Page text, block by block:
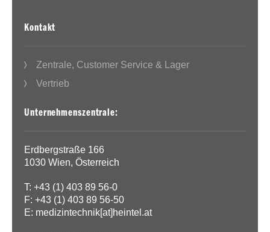
Kontakt
Zentrale, Customer Service & Lager
Vertrieb
Unternehmenszentrale:
Erdbergstraße 166
1030 Wien, Österreich
T: +43 (1) 403 89 56-0
F: +43 (1) 403 89 56-50
E: medizintechnik[at]heintel.at